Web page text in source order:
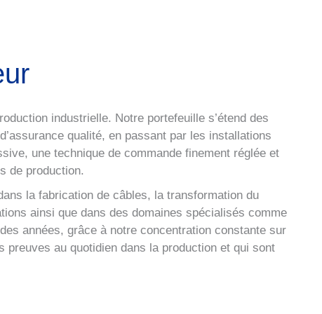
industrielle. Notre portefeuille s’étend des
qualité, en passant par les installations
une technique de commande finement réglée et
de production.
la fabrication de câbles, la transformation du
ainsi que dans des domaines spécialisés comme
années, grâce à notre concentration constante sur
au quotidien dans la production et qui sont